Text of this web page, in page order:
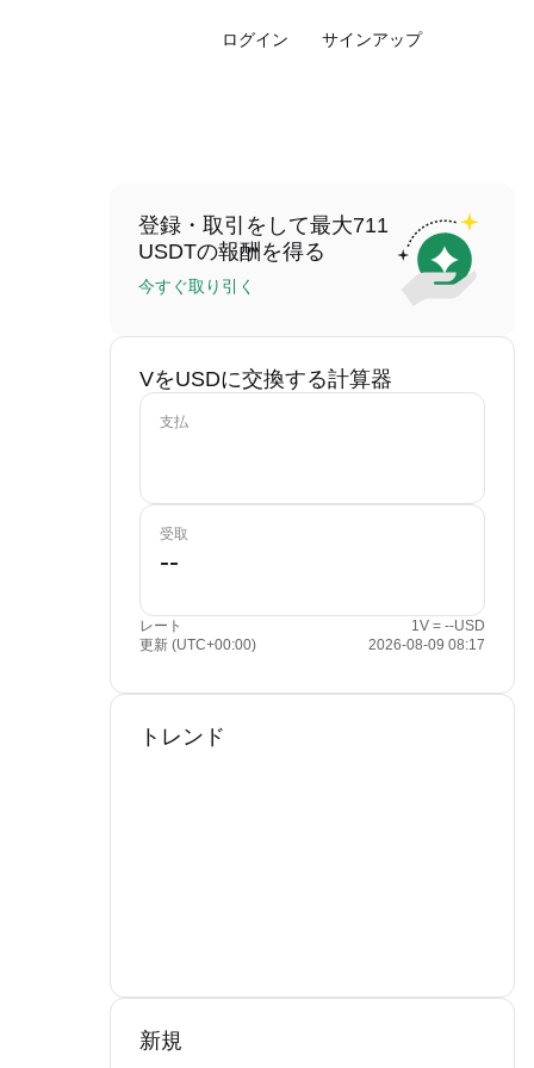
ログイン サインアップ
登録・取引をして最大711
USDTの報酬を得る
今すぐ取り引く
VをUSDに交換する計算器
支払
受取
レート
1V = --USD
更新 (UTC+00:00)
2026-08-09 08:17
トレンド
新規